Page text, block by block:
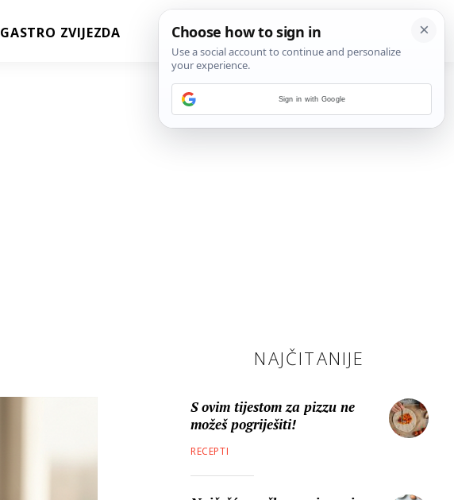
GASTRO ZVIJEZDA
NAJČITANIJE
S ovim tijestom za pizzu ne
možeš pogriješiti!
RECEPTI
Sign in with Google